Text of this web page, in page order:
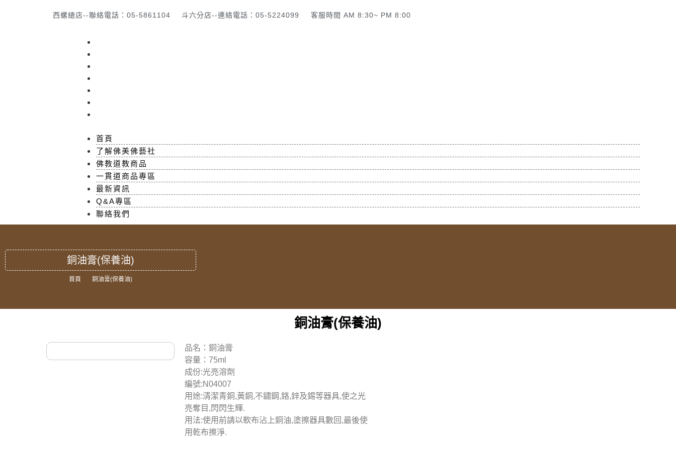
西螺總店--聯絡電話：05-5861104 斗六分店--連絡電話：05-5224099 客服時間 AM 8:30~ PM 8:00
首頁
了解佛美佛藝社
佛教道教商品
一貫道商品專區
最新資訊
Q&A專區
聯絡我們
銅油膏(保養油)
首頁 銅油膏(保養油)
銅油膏(保養油)
品名：銅油膏
容量：75ml
成份:光亮溶劑
編號:N04007
用途:清潔青銅,黃銅,不鏽鋼,鉻,鋅及錫等器具,使之光
亮奪目,閃閃生輝.
用法:使用前請以軟布沾上銅油,塗擦器具數回,最後使
用乾布擦淨.